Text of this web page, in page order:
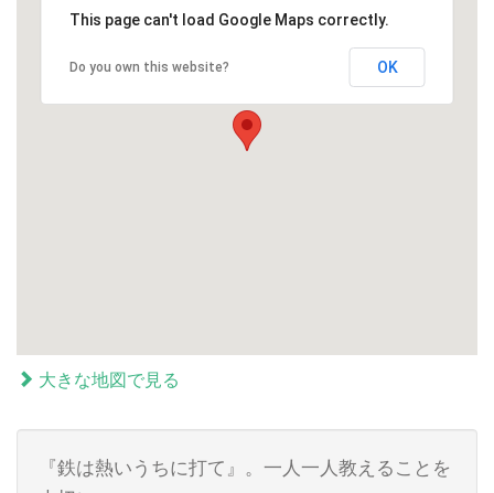
This page can't load Google Maps correctly.
Do you own this website? OK
大きな地図で見る
『鉄は熱いうちに打て』。一人一人教えることを